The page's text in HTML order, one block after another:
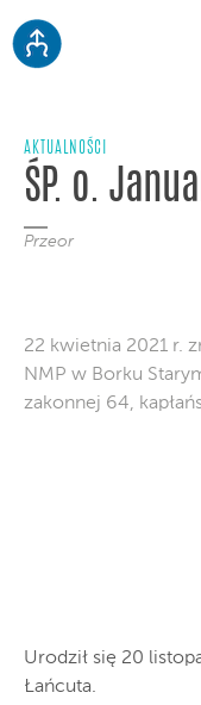
AKTUALNOŚCI
ŚP. o.
Przeor
22 kwietnia 2021 r.
NMP w Borku
zakonnej 64,
Urodził się 20
Łańcuta.